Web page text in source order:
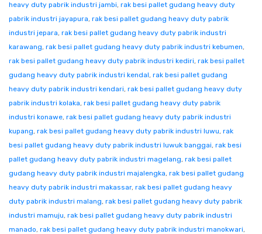
heavy duty pabrik industri jambi, rak besi pallet gudang heavy duty
pabrik industri jayapura, rak besi pallet gudang heavy duty pabrik
industri jepara, rak besi pallet gudang heavy duty pabrik industri
karawang, rak besi pallet gudang heavy duty pabrik industri kebumen,
rak besi pallet gudang heavy duty pabrik industri kediri, rak besi pallet
gudang heavy duty pabrik industri kendal, rak besi pallet gudang
heavy duty pabrik industri kendari, rak besi pallet gudang heavy duty
pabrik industri kolaka, rak besi pallet gudang heavy duty pabrik
industri konawe, rak besi pallet gudang heavy duty pabrik industri
kupang, rak besi pallet gudang heavy duty pabrik industri luwu, rak
besi pallet gudang heavy duty pabrik industri luwuk banggai, rak besi
pallet gudang heavy duty pabrik industri magelang, rak besi pallet
gudang heavy duty pabrik industri majalengka, rak besi pallet gudang
heavy duty pabrik industri makassar, rak besi pallet gudang heavy
duty pabrik industri malang, rak besi pallet gudang heavy duty pabrik
industri mamuju, rak besi pallet gudang heavy duty pabrik industri
manado, rak besi pallet gudang heavy duty pabrik industri manokwari,